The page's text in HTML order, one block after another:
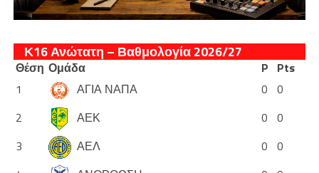
Κ16 Ανώτατη – Βαθμολογία 2026/27
Θέση Ομάδα P Pts
1
ΑΓΙΑ ΝΑΠΑ 0 0
2
ΑΕΚ 0 0
3
ΑΕΛ 0 0